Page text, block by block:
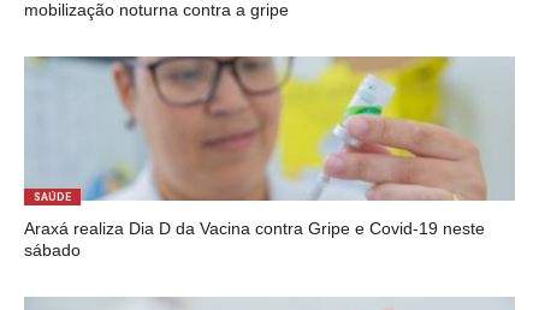
mobilização noturna contra a gripe
SAÚDE
Araxá realiza Dia D da Vacina contra Gripe e Covid-19 neste
sábado